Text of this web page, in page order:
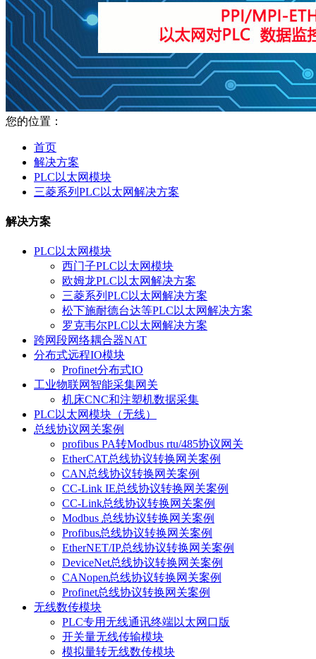
您的位置：
首页
解决方案
PLC以太网模块
三菱系列PLC以太网解决方案
解决方案
PLC以太网模块
西门子PLC以太网模块
欧姆龙PLC以太网解决方案
三菱系列PLC以太网解决方案
松下施耐德台达等PLC以太网解决方案
罗克韦尔PLC以太网解决方案
跨网段网络耦合器NAT
分布式远程IO模块
Profinet分布式IO
工业物联网智能采集网关
机床CNC和注塑机数据采集
PLC以太网模块（无线）
总线协议网关案例
profibus PA转Modbus rtu/485协议网关
EtherCAT总线协议转换网关案例
CAN总线协议转换网关案例
CC-Link IE总线协议转换网关案例
CC-Link总线协议转换网关案例
Modbus 总线协议转换网关案例
Profibus总线协议转换网关案例
EtherNET/IP总线协议转换网关案例
DeviceNet总线协议转换网关案例
CANopen总线协议转换网关案例
Profinet总线协议转换网关案例
无线数传模块
PLC专用无线通讯终端以太网口版
开关量无线传输模块
模拟量转无线数传模块